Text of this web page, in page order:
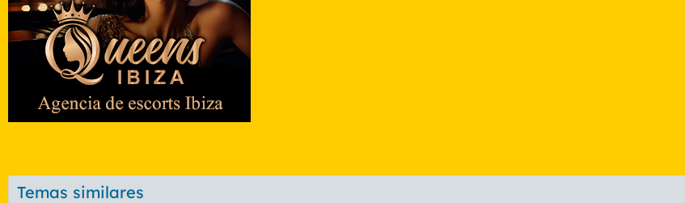
Temas similares